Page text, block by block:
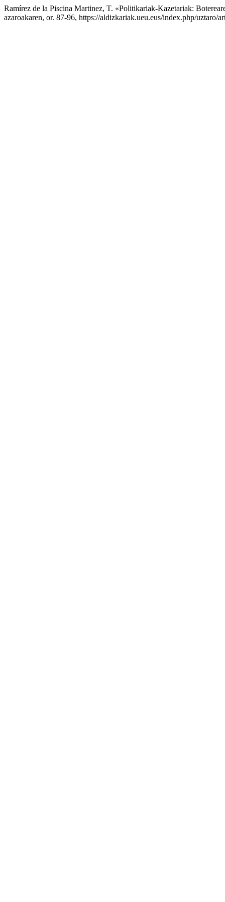
Ramírez de la Piscina Martinez, T. «Politikariak-Kazetariak:
azaroakaren, or. 87-96, https://aldizkariak.ueu.eus/index.php/uztaro/